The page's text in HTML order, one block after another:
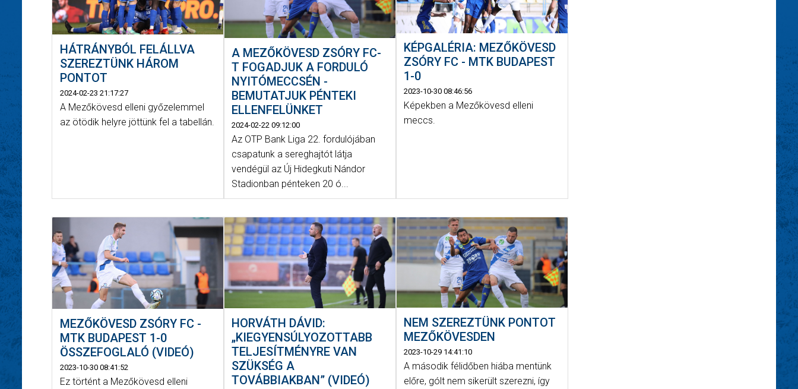
HÁTRÁNYBÓL FELÁLLVA
SZEREZTÜNK HÁROM
PONTOT
2024-02-23 21:17:27
A Mezőkövesd elleni győzelemmel
az ötödik helyre jöttünk fel a tabellán.
A MEZŐKÖVESD ZSÓRY FC-
T FOGADJUK A FORDULÓ
NYITÓMECCSÉN -
BEMUTATJUK PÉNTEKI
ELLENFELÜNKET
2024-02-22 09:12:00
Az OTP Bank Liga 22. fordulójában
csapatunk a sereghajtót látja
vendégül az Új Hidegkuti Nándor
Stadionban pénteken 20 ó...
KÉPGALÉRIA: MEZŐKÖVESD
ZSÓRY FC - MTK BUDAPEST
1-0
2023-10-30 08:46:56
Képekben a Mezőkövesd elleni
meccs.
MEZŐKÖVESD ZSÓRY FC -
MTK BUDAPEST 1-0
ÖSSZEFOGLALÓ (VIDEÓ)
2023-10-30 08:41:52
Ez történt a Mezőkövesd elleni
HORVÁTH DÁVID:
„KIEGYENSÚLYOZOTTABB
TELJESÍTMÉNYRE VAN
SZÜKSÉG A
TOVÁBBIAKBAN” (VIDEÓ)
NEM SZEREZTÜNK PONTOT
MEZŐKÖVESDEN
2023-10-29 14:41:10
A második félidőben hiába mentünk
előre, gólt nem sikerült szerezni, így